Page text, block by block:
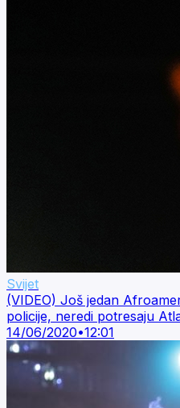
Svijet
(VIDEO) Još jedan
policije, neredi potresaju
14/06/2020•12:01